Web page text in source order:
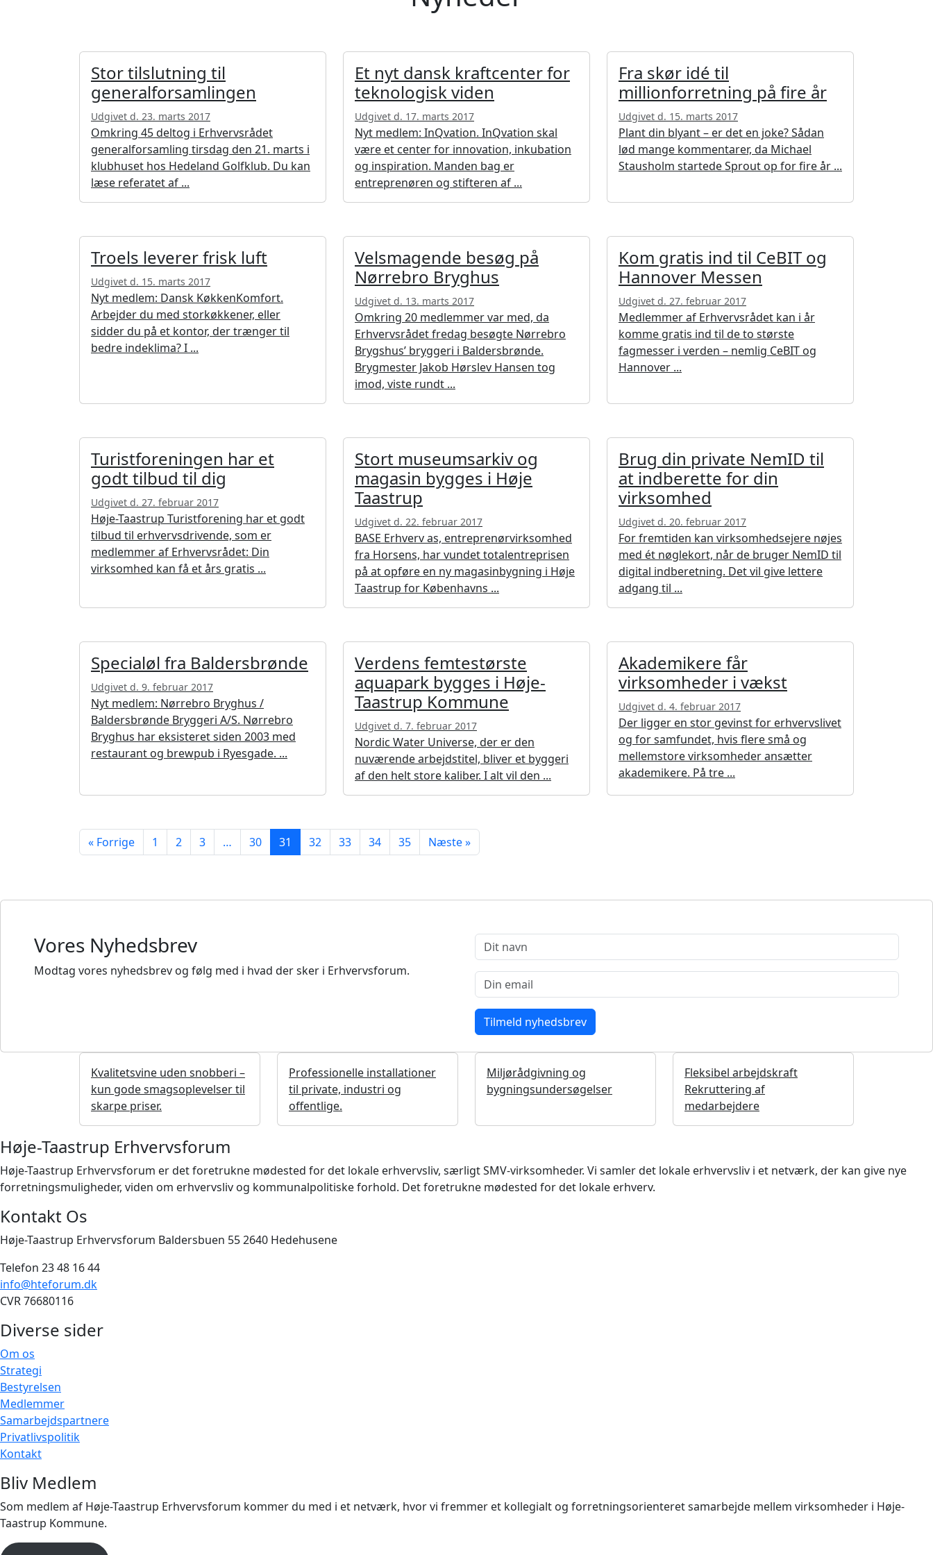
Stor tilslutning til
generalforsamlingen
Udgivet d. 23. marts 2017
Omkring 45 deltog i Erhvervsrådet
generalforsamling tirsdag den 21. marts i
klubhuset hos Hedeland Golfklub. Du kan
læse referatet af ...
Et nyt dansk kraftcenter for
teknologisk viden
Udgivet d. 17. marts 2017
Nyt medlem: InQvation. InQvation skal
være et center for innovation, inkubation
og inspiration. Manden bag er
entreprenøren og stifteren af ...
Fra skør idé til
millionforretning på fire år
Udgivet d. 15. marts 2017
Plant din blyant – er det en joke? Sådan
lød mange kommentarer, da Michael
Stausholm startede Sprout op for fire år ...
Troels leverer frisk luft
Udgivet d. 15. marts 2017
Nyt medlem: Dansk KøkkenKomfort.
Arbejder du med storkøkkener, eller
sidder du på et kontor, der trænger til
bedre indeklima? I ...
Velsmagende besøg på
Nørrebro Bryghus
Udgivet d. 13. marts 2017
Omkring 20 medlemmer var med, da
Erhvervsrådet fredag besøgte Nørrebro
Brygshus’ bryggeri i Baldersbrønde.
Brygmester Jakob Hørslev Hansen tog
imod, viste rundt ...
Kom gratis ind til CeBIT og
Hannover Messen
Udgivet d. 27. februar 2017
Medlemmer af Erhvervsrådet kan i år
komme gratis ind til de to største
fagmesser i verden – nemlig CeBIT og
Hannover ...
Turistforeningen har et
godt tilbud til dig
Udgivet d. 27. februar 2017
Høje-Taastrup Turistforening har et godt
tilbud til erhvervsdrivende, som er
medlemmer af Erhvervsrådet: Din
virksomhed kan få et års gratis ...
Stort museumsarkiv og
magasin bygges i Høje
Taastrup
Udgivet d. 22. februar 2017
BASE Erhverv as, entreprenørvirksomhed
fra Horsens, har vundet totalentreprisen
på at opføre en ny magasinbygning i Høje
Taastrup for Københavns ...
Brug din private NemID til
at indberette for din
virksomhed
Udgivet d. 20. februar 2017
For fremtiden kan virksomhedsejere nøjes
med ét nøglekort, når de bruger NemID til
digital indberetning. Det vil give lettere
adgang til ...
Specialøl fra Baldersbrønde
Udgivet d. 9. februar 2017
Nyt medlem: Nørrebro Bryghus /
Baldersbrønde Bryggeri A/S. Nørrebro
Bryghus har eksisteret siden 2003 med
restaurant og brewpub i Ryesgade. ...
Verdens femtestørste
aquapark bygges i Høje-
Taastrup Kommune
Udgivet d. 7. februar 2017
Nordic Water Universe, der er den
nuværende arbejdstitel, bliver et byggeri
af den helt store kaliber. I alt vil den ...
Akademikere får
virksomheder i vækst
Udgivet d. 4. februar 2017
Der ligger en stor gevinst for erhvervslivet
og for samfundet, hvis flere små og
mellemstore virksomheder ansætter
akademikere. På tre ...
« Forrige 1 2 3 … 30 31 32 33 34 35 Næste »
Vores Nyhedsbrev
Modtag vores nyhedsbrev og følg med i hvad der sker i Erhvervsforum.
Kvalitetsvine uden snobberi –
kun gode smagsoplevelser til
skarpe priser.
Professionelle installationer
til private, industri og
offentlige.
Miljørådgivning og
bygningsundersøgelser
Fleksibel arbejdskraft
Rekruttering af
medarbejdere
Høje-Taastrup Erhvervsforum
Høje-Taastrup Erhvervsforum er det foretrukne mødested for det lokale erhvervsliv, særligt SMV-virksomheder. Vi samler det lokale erhvervsliv i et netværk, der kan give nye
forretningsmuligheder, viden om erhvervsliv og kommunalpolitiske forhold. Det foretrukne mødested for det lokale erhverv.
Kontakt Os
Høje-Taastrup Erhvervsforum Baldersbuen 55 2640 Hedehusene
Telefon 23 48 16 44
info@hteforum.dk
CVR 76680116
Diverse sider
Om os
Strategi
Bestyrelsen
Medlemmer
Samarbejdspartnere
Privatlivspolitik
Kontakt
Bliv Medlem
Som medlem af Høje-Taastrup Erhvervsforum kommer du med i et netværk, hvor vi fremmer et kollegialt og forretningsorienteret samarbejde mellem virksomheder i Høje-
Taastrup Kommune.